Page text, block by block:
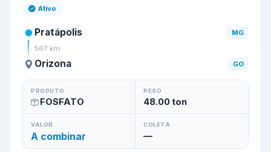
Frete de
Ativo
Pratápolis
MG
567 km
Orizona GO
PRODUTO
FOSFATO
PESO
48.00ton
VALOR
A combinar
COLETA
—